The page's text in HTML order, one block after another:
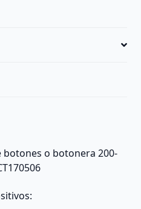
botones o botonera 200-